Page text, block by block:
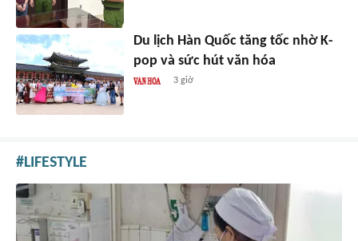
Du lịch Hàn Quốc tăng tốc nhờ K-
pop và sức hút văn hóa
3 giờ
LIFESTYLE